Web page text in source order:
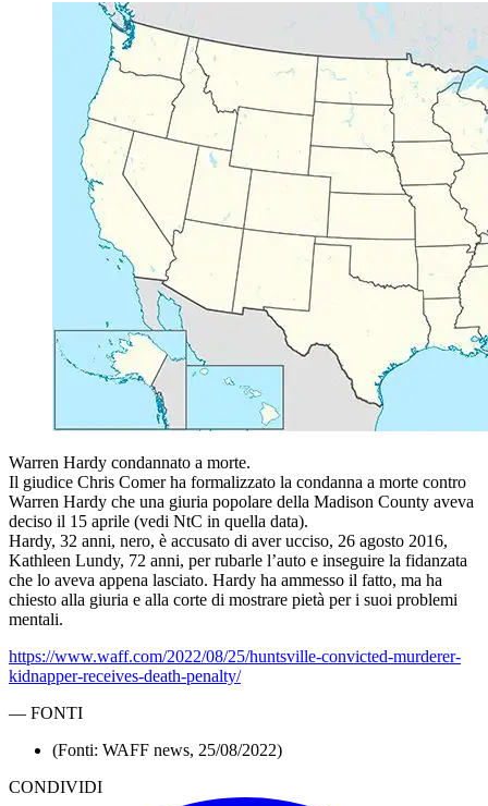
Warren Hardy condannato a morte.
Il giudice Chris Comer ha formalizzato la condanna a morte contro
Warren Hardy che una giuria popolare della Madison County aveva
deciso il 15 aprile (vedi NtC in quella data).
Hardy, 32 anni, nero, è accusato di aver ucciso, 26 agosto 2016,
Kathleen Lundy, 72 anni, per rubarle l’auto e inseguire la fidanzata
che lo aveva appena lasciato. Hardy ha ammesso il fatto, ma ha
chiesto alla giuria e alla corte di mostrare pietà per i suoi problemi
mentali.
https://www.waff.com/2022/08/25/huntsville-convicted-murderer-
kidnapper-receives-death-penalty/
— FONTI
(Fonti: WAFF news, 25/08/2022)
CONDIVIDI